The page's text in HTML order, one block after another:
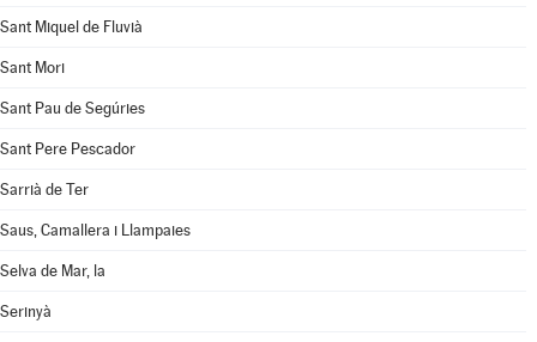
Sant Miquel de Fluvià
Sant Mori
Sant Pau de Segúries
Sant Pere Pescador
Sarrià de Ter
Saus, Camallera i Llampaies
Selva de Mar, la
Serinyà